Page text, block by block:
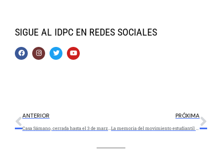
SIGUE AL IDPC EN REDES SOCIALES
ANTERIOR PRÓXIMA